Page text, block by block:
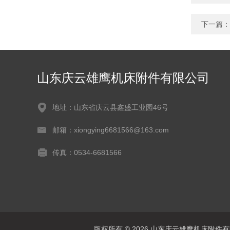
下一篇：
山东庆云雄鹰机床附件有限公司
地址：山东省庆云县鑫盛工业园46号
邮箱：xiongying6681566@163.com
传真：0534-6681566